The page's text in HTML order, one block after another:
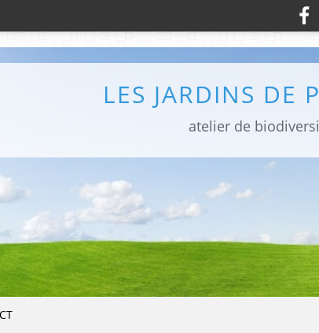
LES JARDINS DE
atelier de